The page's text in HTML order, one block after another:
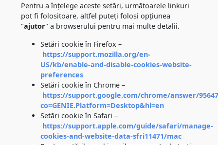
Pentru a înțelege aceste setări, următoarele linkuri
pot fi folositoare, altfel puteți folosi opțiunea
"ajutor" a browserului pentru mai multe detalii.
Setări cookie în Firefox –
https://support.mozilla.org/en-
US/kb/enable-and-disable-cookies-website-
preferences
Setări cookie în Chrome –
https://support.google.com/chrome/answer/
co=GENIE.Platform=Desktop&hl=en
Setări cookie în Safari –
https://support.apple.com/guide/safari/manage-
cookies-and-website-data-sfri11471/mac